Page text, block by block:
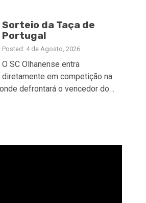
Sorteio da Taça de
Portugal
Posted: 4 de Agosto, 2026
O SC Olhanense entra
diretamente em competição na
defrontará o vencedor do…